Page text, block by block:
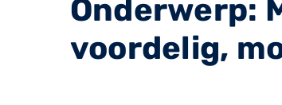
Onderwerp:
voordelig,